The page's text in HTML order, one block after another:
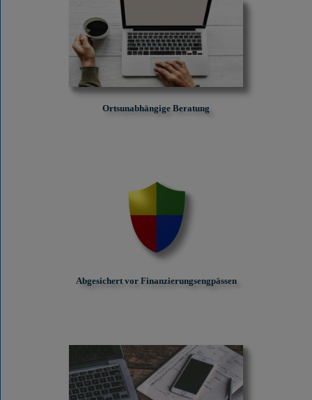
Ortsunabhängige Beratung
Abgesichert vor Finanzierungs­engpässen